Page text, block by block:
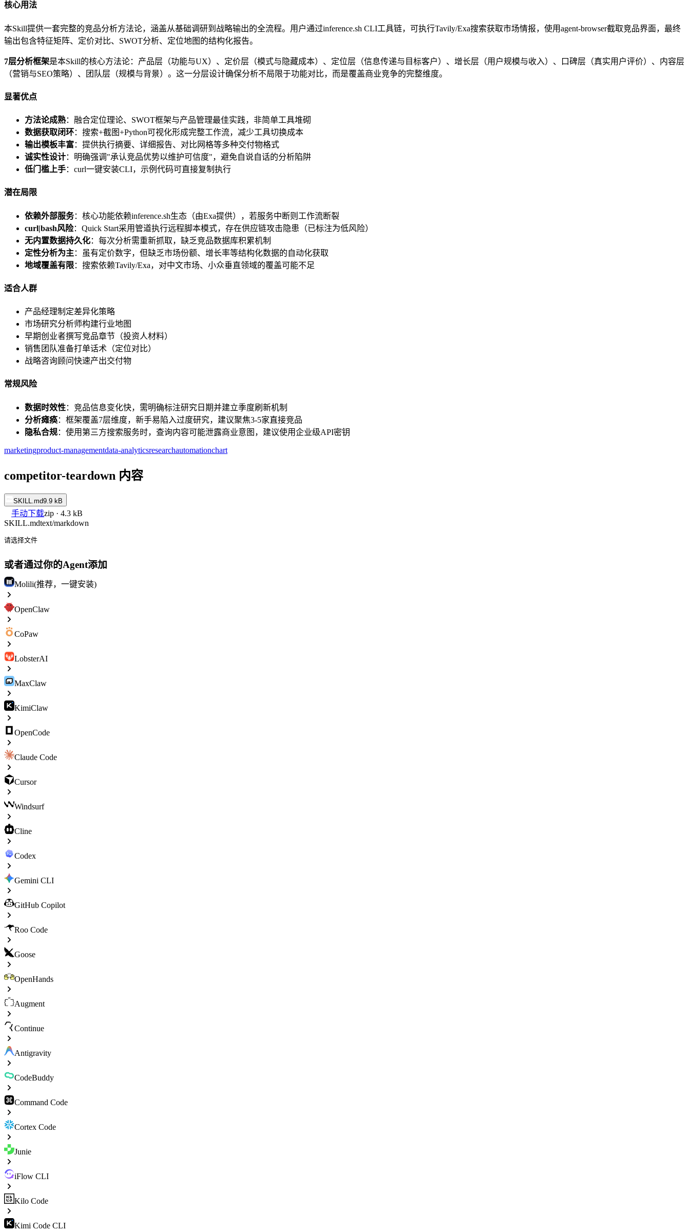
核心用法
本Skill提供一套完整的竞品分析方法论，涵盖从基础调研到战略输出的全流程。用户通过inference.sh CLI工具链，可执行Tavily/Exa搜索获取市场情报，使用agent-browser截取竞品界面，最终
输出包含特征矩阵、定价对比、SWOT分析、定位地图的结构化报告。
7层分析框架是本Skill的核心方法论：产品层（功能与UX）、定价层（模式与隐藏成本）、定位层（信息传递与目标客户）、增长层（用户规模与收入）、口碑层（真实用户评价）、内容层
（营销与SEO策略）、团队层（规模与背景）。这一分层设计确保分析不局限于功能对比，而是覆盖商业竞争的完整维度。
显著优点
方法论成熟：融合定位理论、SWOT框架与产品管理最佳实践，非简单工具堆砌
数据获取闭环：搜索+截图+Python可视化形成完整工作流，减少工具切换成本
输出模板丰富：提供执行摘要、详细报告、对比网格等多种交付物格式
诚实性设计：明确强调"承认竞品优势以维护可信度"，避免自说自话的分析陷阱
低门槛上手：curl一键安装CLI，示例代码可直接复制执行
潜在局限
依赖外部服务：核心功能依赖inference.sh生态（由Exa提供），若服务中断则工作流断裂
curl|bash风险：Quick Start采用管道执行远程脚本模式，存在供应链攻击隐患（已标注为低风险）
无内置数据持久化：每次分析需重新抓取，缺乏竞品数据库积累机制
定性分析为主 ：虽有定价数字，但缺乏市场份额、增长率等结构化数据的自动化获取
地域覆盖有限：搜索依赖Tavily/Exa，对中文市场、小众垂直领域的覆盖可能不足
适合人群
产品经理制定差异化策略
市场研究分析师构建行业地图
早期创业者撰写竞品章节（投资人材料）
销售团队准备打单话术（定位对比）
战略咨询顾问快速产出交付物
常规风险
数据时效性：竞品信息变化快，需明确标注研究日期并建立季度刷新机制
分析瘫痪：框架覆盖7层维度，新手易陷入过度研究，建议聚焦3-5家直接竞品
隐私合规：使用第三方搜索服务时，查询内容可能泄露商业意图，建议使用企业级API密钥
marketingproduct-managementdata-analyticsresearchautomationchart
competitor-teardown 内容
SKILL.md9.9 kB
手动下载zip · 4.3 kB
SKILL.mdtext/markdown
请选择文件
或者通过你的Agent添加
Molili(推荐，一键安装)
OpenClaw
CoPaw
LobsterAI
MaxClaw
KimiClaw
OpenCode
Claude Code
Cursor
Windsurf
Cline
Codex
Gemini CLI
GitHub Copilot
Roo Code
Goose
OpenHands
Augment
Continue
Antigravity
CodeBuddy
Command Code
Cortex Code
Junie
iFlow CLI
Kilo Code
Kimi Code CLI